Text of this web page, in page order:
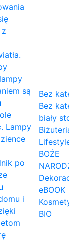
z
są
Lampy
po
i
Bez
Bez
biały
BOŻE
eBOOK
BIO